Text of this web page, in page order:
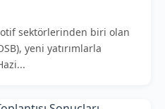
sektörlerinden biri olan
yeni yatırımlarla